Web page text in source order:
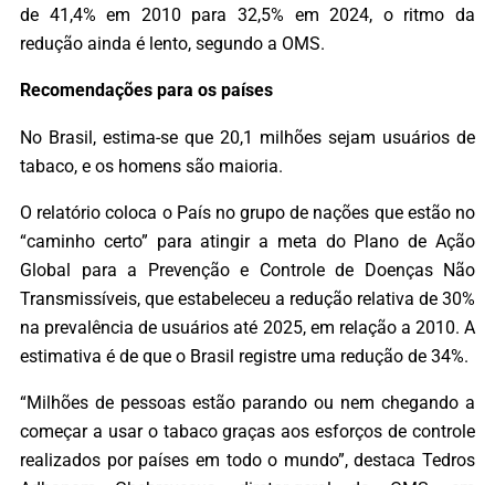
de 41,4% em 2010 para 32,5% em 2024, o ritmo da
redução ainda é lento, segundo a OMS.
Recomendações para os países
No Brasil, estima-se que 20,1 milhões sejam usuários de
tabaco, e os homens são maioria.
O relatório coloca o País no grupo de nações que estão no
“caminho certo” para atingir a meta do Plano de Ação
Global para a Prevenção e Controle de Doenças Não
Transmissíveis, que estabeleceu a redução relativa de 30%
na prevalência de usuários até 2025, em relação a 2010. A
estimativa é de que o Brasil registre uma redução de 34%.
“Milhões de pessoas estão parando ou nem chegando a
começar a usar o tabaco graças aos esforços de controle
realizados por países em todo o mundo”, destaca Tedros